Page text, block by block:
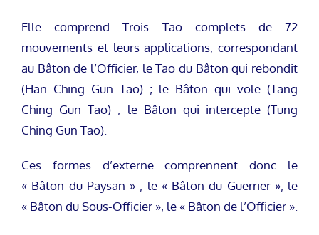
Elle comprend Trois Tao complets de 72
mouvements et leurs applications, correspondant
au Bâton de l’Officier, le Tao du Bâton qui rebondit
(Han Ching Gun Tao) ; le Bâton qui vole (Tang
Ching Gun Tao) ; le Bâton qui intercepte (Tung
Ching Gun Tao).
Ces formes d’externe comprennent donc le
« Bâton du Paysan » ; le « Bâton du Guerrier »; le
« Bâton du Sous-Officier », le « Bâton de l’Officier ».